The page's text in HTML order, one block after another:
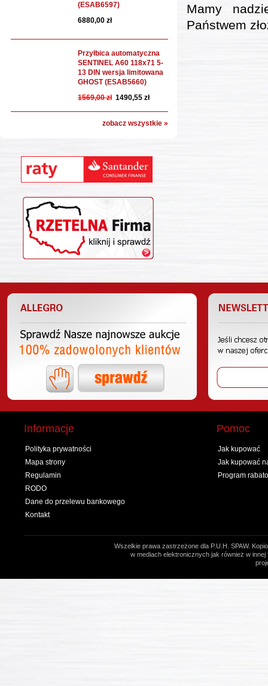
(ESAB6597)
6880,00 zł
Przyłbica automatyczna
SENTINEL A60 118x71 5-
13 DIN wersja limitowana
GHOST (ESAB5660)
1569,00 zł 1490,55 zł
zobacz wszystkie »
Mamy
Państwem
Informacje
Polityka prywatności
Mapa strony
Regulamin
RODO
Dane do przelewu bankowego
Kontakt
Pomoc
Jak kupować
Jak kupować
Program
Wszelkie prawa zastrzeżone dla P.U.H. SPAW.
w mediach elektronicznych jak również w